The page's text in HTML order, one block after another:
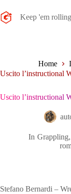
al
contenuto
Keep 'em rolling
Home
Uscito l’instructional
Uscito l’instructional
In Grappling,
Stefano Bernardi –